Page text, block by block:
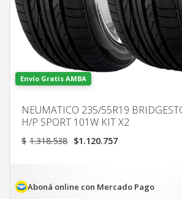
Envío Gratis AMBA
NEUMATICO 235/55R19
H/P SPORT 101W KIT X2
$ 1.318.538 El
$1.318.538.
$1.120.757El
$1.120.757.
Aboná online con Mercado Pago